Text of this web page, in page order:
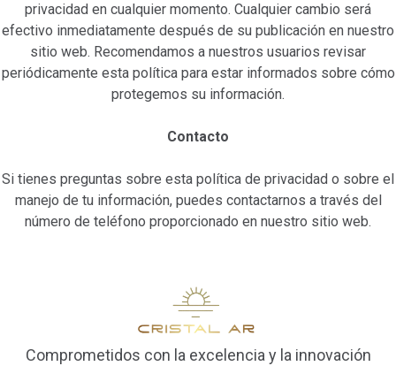
privacidad en cualquier momento. Cualquier cambio será
efectivo inmediatamente después de su publicación en nuestro
sitio web. Recomendamos a nuestros usuarios revisar
periódicamente esta política para estar informados sobre cómo
protegemos su información.
Contacto
Si tienes preguntas sobre esta política de privacidad o sobre el
manejo de tu información, puedes contactarnos a través del
número de teléfono proporcionado en nuestro sitio web.
Comprometidos con la excelencia y la innovación